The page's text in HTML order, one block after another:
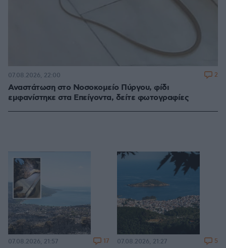
Αναστάτωση στο Νοσοκομείο Πύργου, φίδι
εμφανίστηκε στα Επείγοντα, δείτε φωτογραφίες
07.08.2026, 22:00 2
07.08.2026, 21:57 17 07.08.2026, 21:27 5